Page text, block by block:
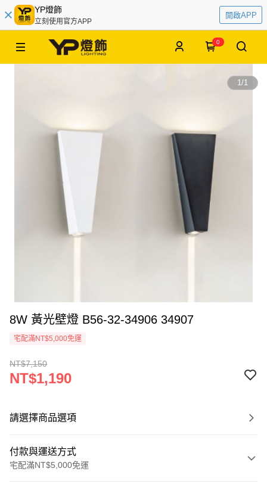
YP燈飾
立刻使用官方APP
開啟APP
0
1/1
8W 黃光壁燈 B56-32-34906 34907
宅配滿NT$5,000免運
NT$7,150
NT$1,190
請選擇商品選項
付款與運送方式
宅配滿NT$5,000免運